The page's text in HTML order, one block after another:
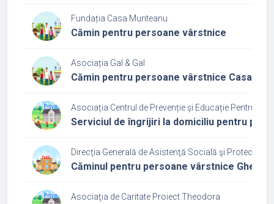
Fundația Casa Munteanu
Cămin pentru persoane vârstnice
Asociația Gal & Gal
Cămin pentru persoane vârstnice Casa
Asociația Centrul de Prevenție și Educație Pentru
Serviciul de îngrijiri la domiciliu pentru
Direcţia Generală de Asistenţă Socială şi Protecţia
Căminul pentru persoane vârstnice Gherla
Asociaţia de Caritate Proiect Theodora